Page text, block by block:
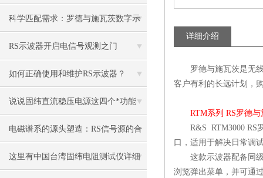
号捕获原理与多维测试实践
科学匹配需求：罗德与施瓦茨数字示
波器选型策略与参数解读
RS示波器开启电信号观测之门
如何正确使用和维护RS示波器？
说说固纬直流稳压电源这四个*功能
电磁谱系的源头塑造：RS信号源的合
成机制与跨域激励应用
这里有中国台湾固纬电阻测试仪详细
详细介绍
罗德与施瓦茨是无线
客户有利的长远计划，
RTM系列 RS罗德
R&S RTM3000 RS罗
口，适用于解决日常调
这款示波器配备同级
浏览弹出菜单，并可通